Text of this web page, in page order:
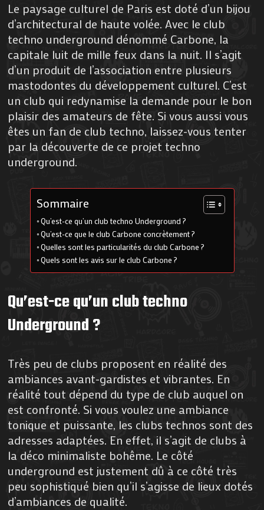
Le paysage culturel de Paris est doté d’un bijou
d’architectural de haute volée. Avec le club
techno underground dénommé Carbone, la
capitale luit de mille feux dans la nuit. Il s’agit
d’un produit de l’association entre plusieurs
mastodontes du développement culturel. C’est
un club qui redynamise la demande pour le bon
plaisir des amateurs de fête. Si vous aussi vous
êtes un fan de club techno, laissez-vous tenter
par la découverte de ce projet techno
underground.
Sommaire
Qu’est-ce qu’un club techno Underground ?
Qu’est-ce que le club Carbone concrètement ?
Quelles sont les particularités du club Carbone ?
Quels sont les avis sur le club Carbone ?
Qu’est-ce qu’un club techno
Underground ?
Très peu de clubs proposent en réalité des
ambiances avant-gardistes et vibrantes. En
réalité tout dépend du type de club auquel on
est confronté. Si vous voulez une ambiance
tonique et puissante, les clubs technos sont des
adresses adaptées. En effet, il s’agit de clubs à
la déco minimaliste bohême. Le côté
underground est justement dû à ce côté très
peu sophistiqué bien qu’il s’agisse de lieux dotés
d’ambiances de qualité.